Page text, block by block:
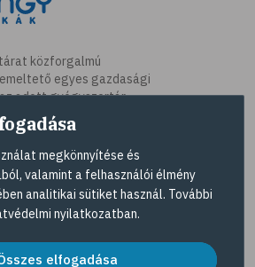
közforgalmú
egyes gazdasági
adott gyógyszertár
gyógyszertárak listáját és
kereső
megkönnyítése és
valamint a felhasználói élmény
analitikai sütiket használ. További
nyilatkozatban.
elfogadása